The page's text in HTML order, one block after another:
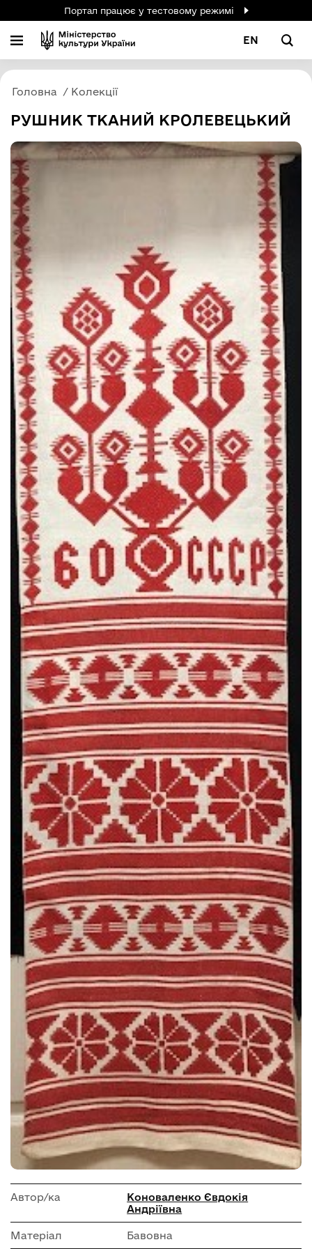
Портал працює у тестовому режимі
EN
Головна Колекції
РУШНИК ТКАНИЙ КРОЛЕВЕЦЬКИЙ
Автор/ка
Коноваленко Євдокія
Андріївна
Матеріал Бавовна